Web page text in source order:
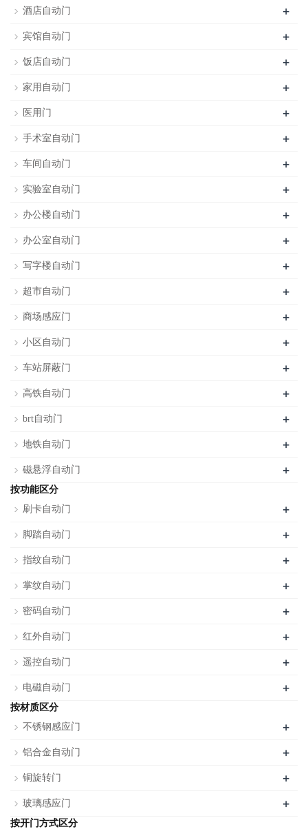
酒店自动门 +
宾馆自动门 +
饭店自动门 +
家用自动门 +
医用门 +
手术室自动门 +
车间自动门 +
实验室自动门 +
办公楼自动门 +
办公室自动门 +
写字楼自动门 +
超市自动门 +
商场感应门 +
小区自动门 +
车站屏蔽门 +
高铁自动门 +
brt自动门 +
地铁自动门 +
磁悬浮自动门 +
按功能区分
刷卡自动门
+
脚踏自动门 +
指纹自动门 +
掌纹自动门 +
密码自动门 +
红外自动门 +
遥控自动门 +
电磁自动门 +
按材质区分
不锈钢感应门
+
铝合金自动门 +
铜旋转门 +
玻璃感应门 +
按开门方式区分